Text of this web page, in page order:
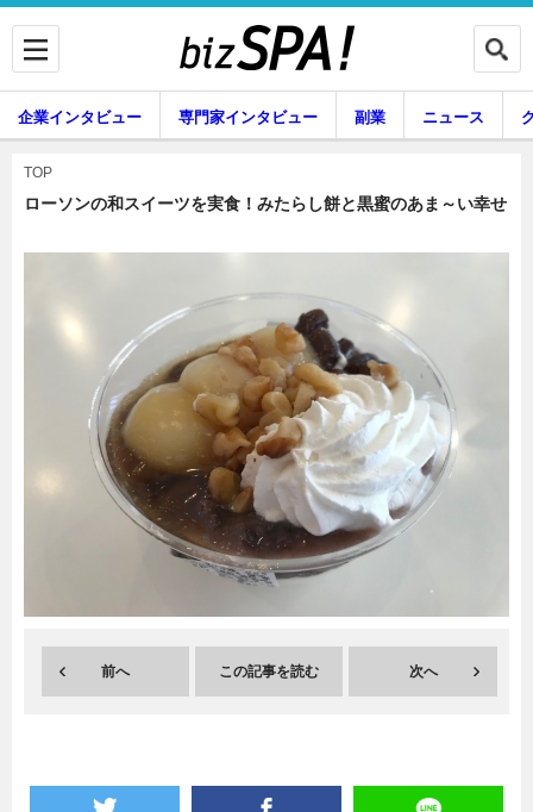
副業 ニュース
グルメ スキル
連載一覧
企業インタビュー 専門家インタビュー 副業 ニュース
暮らし
TOP
ローソンの和スイーツを実食！みたらし餅と黒蜜のあま～い幸せ
前へ この記事を読む 次へ